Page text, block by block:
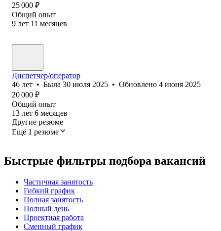
25 000 ₽
Общий опыт
9 лет 11 месяцев
Диспетчер/оператор
46 лет • Была 30 июля 2025 • Обновлено 4 июня 2025
20 000 ₽
Общий опыт
13 лет 6 месяцев
Другие резюме
Ещё 1 резюме
Быстрые фильтры подбора вакансий
Частичная занятость
Гибкий график
Полная занятость
Полный день
Проектная работа
Сменный график